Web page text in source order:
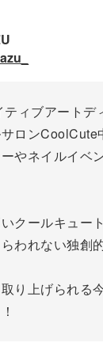
ィブアートデ
ロンCoolCute
やネイルイベ
クールキュー
われない独創
り上げられる